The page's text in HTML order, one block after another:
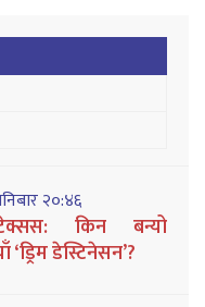
२०:४६
किन बन्यो
डेस्टिनेसन’?